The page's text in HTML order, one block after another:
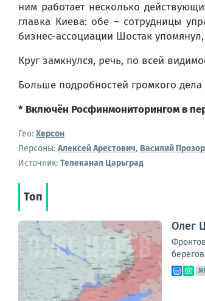
ним работает несколько
главка Киева: обе – сотрудницы
бизнес-ассоциации Шостак
Круг замкнулся, речь, по всей
Больше подробностей громкого
* Включён Росфинмониторингом в
Гео: Херсон
Персоны: Алексей Арестович, Василий
Источник: Телеканал Царьград
Топ
Олег